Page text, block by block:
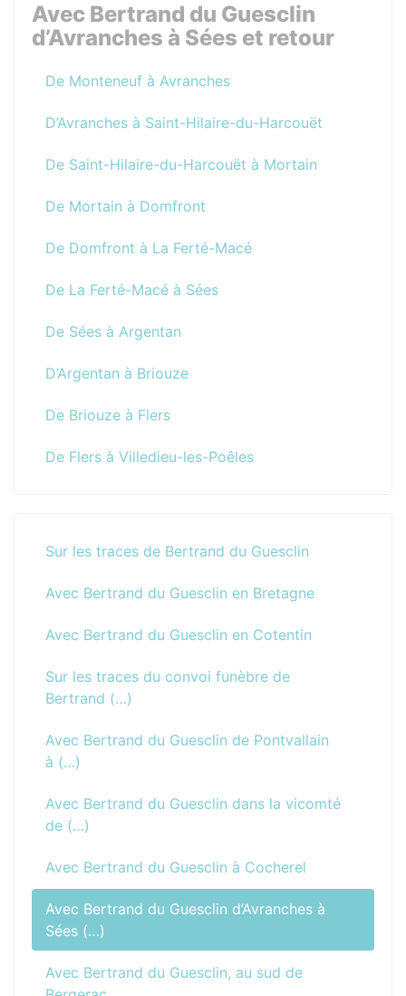
Avec Bertrand du Guesclin
d’Avranches à Sées et retour
De Monteneuf à Avranches
D’Avranches à Saint-Hilaire-du-Harcouët
De Saint-Hilaire-du-Harcouët à Mortain
De Mortain à Domfront
De Domfront à La Ferté-Macé
De La Ferté-Macé à Sées
De Sées à Argentan
D’Argentan à Briouze
De Briouze à Flers
De Flers à Villedieu-les-Poêles
Sur les traces de Bertrand du Guesclin
Avec Bertrand du Guesclin en Bretagne
Avec Bertrand du Guesclin en Cotentin
Sur les traces du convoi funèbre de
Bertrand (…)
Avec Bertrand du Guesclin de Pontvallain
à (…)
Avec Bertrand du Guesclin dans la vicomté
de (…)
Avec Bertrand du Guesclin à Cocherel
Avec Bertrand du Guesclin d’Avranches à
Sées (…)
Avec Bertrand du Guesclin, au sud de